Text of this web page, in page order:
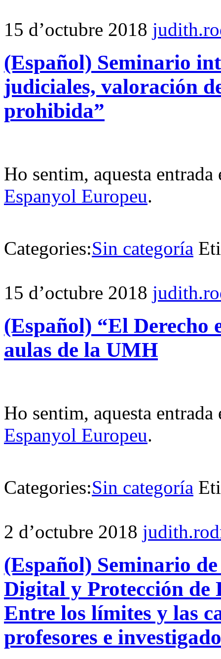
15 d’octubre 2018
(Español) Seminario
judiciales, valoración
prohibida”
Ho sentim, aquesta
Espanyol Europeu.
Categories:Sin categoría
15 d’octubre 2018
(Español) “El Derecho
aulas de la UMH
Ho sentim, aquesta
Espanyol Europeu.
Categories:Sin categoría
2 d’octubre 2018
(Español) Seminario
Digital y Protección de
Entre los límites y las
profesores e